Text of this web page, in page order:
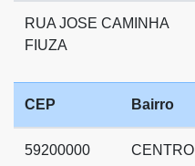
RUA JOSE CAMINHA
FIUZA
CEP Bairro
59200000 CENTRO